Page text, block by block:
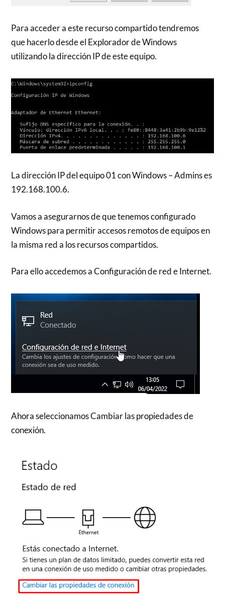
Para acceder a este recurso compartido tendremos
que hacerlo desde el Explorador de Windows
utilizando la dirección IP de este equipo.
La dirección IP del equipo 01 con Windows – Admins es
192.168.100.6.
Vamos a asegurarnos de que tenemos configurado
Windows para permitir accesos remotos de equipos en
la misma red a los recursos compartidos.
Para ello accedemos a Configuración de red e Internet.
Ahora seleccionamos Cambiar las propiedades de
conexión.